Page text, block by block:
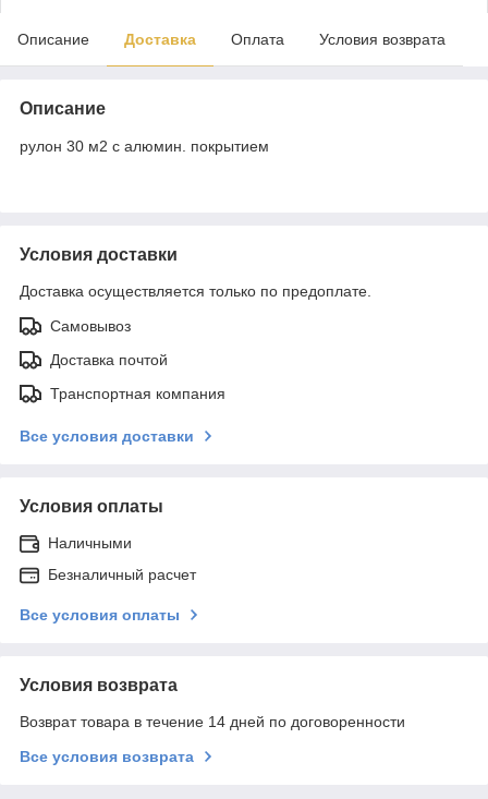
Описание Доставка Оплата Условия возврата
Описание
рулон 30 м2 с алюмин. покрытием
Условия доставки
Доставка осуществляется только по предоплате.
Самовывоз
Доставка почтой
Транспортная компания
Все условия доставки
Условия оплаты
Наличными
Безналичный расчет
Все условия оплаты
Условия возврата
Возврат товара в течение 14 дней по договоренности
Все условия возврата